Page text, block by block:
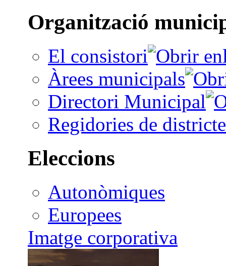
Organització
El consistori
Àrees municipals
Directori Municipal
Regidories de districte
Eleccions
Autonòmiques
Europees
Imatge corporativa